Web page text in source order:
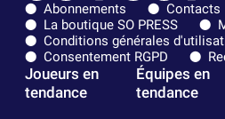
Abonnements
Contacts
La boutique SO PRESS
Conditions générales
Consentement RGPD
Joueurs en
tendance
Équipes en
tendance